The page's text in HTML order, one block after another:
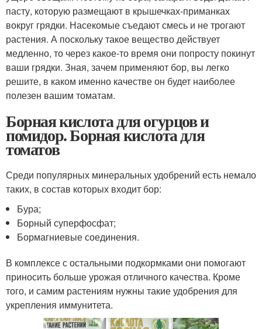
пасту, которую размещают в крышечках-приманках
вокруг грядки. Насекомые съедают смесь и не трогают
растения. А поскольку такое вещество действует
медленно, то через какое-то время они попросту покинут
ваши грядки. Зная, зачем применяют бор, вы легко
решите, в каком именно качестве он будет наиболее
полезен вашим томатам.
Борная кислота для огурцов и
помидор. Борная кислота для
томатов
Среди популярных минеральных удобрений есть немало
таких, в состав которых входит бор:
Бура;
Борный суперфосфат;
Бормагниевые соединения.
В комплексе с остальными подкормками они помогают
приносить больше урожая отличного качества. Кроме
того, и самим растениям нужны такие удобрения для
укрепления иммунитета.